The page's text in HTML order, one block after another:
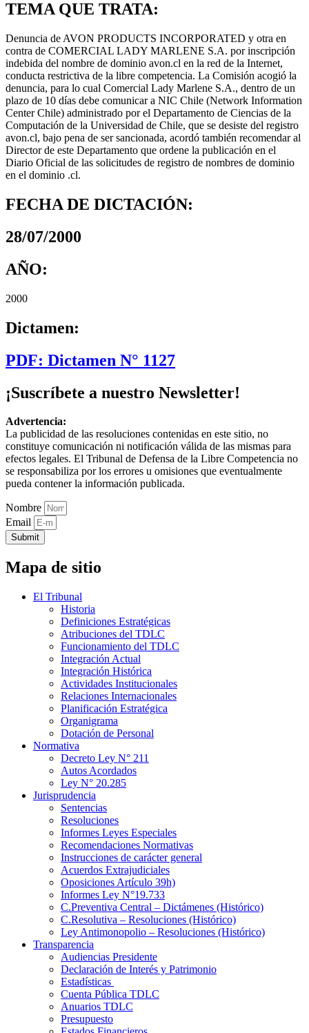
TEMA QUE TRATA:
Denuncia de AVON PRODUCTS INCORPORATED y otra en
contra de COMERCIAL LADY MARLENE S.A. por inscripción
indebida del nombre de dominio avon.cl en la red de la Internet,
conducta restrictiva de la libre competencia. La Comisión acogió la
denuncia, para lo cual Comercial Lady Marlene S.A., dentro de un
plazo de 10 días debe comunicar a NIC Chile (Network Information
Center Chile) administrado por el Departamento de Ciencias de la
Computación de la Universidad de Chile, que se desiste del registro
avon.cl, bajo pena de ser sancionada, acordó también recomendar al
Director de este Departamento que ordene la publicación en el
Diario Oficial de las solicitudes de registro de nombres de dominio
en el dominio .cl.
FECHA DE DICTACIÓN:
28/07/2000
AÑO:
2000
Dictamen:
PDF: Dictamen N° 1127
¡Suscríbete a nuestro Newsletter!
Advertencia:
La publicidad de las resoluciones contenidas en este sitio, no
constituye comunicación ni notificación válida de las mismas para
efectos legales. El Tribunal de Defensa de la Libre Competencia no
se responsabiliza por los errores u omisiones que eventualmente
pueda contener la información publicada.
Nombre
Email
Submit
Mapa de sitio
El Tribunal
Historia
Definiciones Estratégicas
Atribuciones del TDLC
Funcionamiento del TDLC
Integración Actual
Integración Histórica
Actividades Institucionales
Relaciones Internacionales
Planificación Estratégica
Organigrama
Dotación de Personal
Normativa
Decreto Ley N° 211
Autos Acordados
Ley N° 20.285
Jurisprudencia
Sentencias
Resoluciones
Informes Leyes Especiales
Recomendaciones Normativas
Instrucciones de carácter general
Acuerdos Extrajudiciales
Oposiciones Artículo 39h)
Informes Ley N°19.733
C.Preventiva Central – Dictámenes (Histórico)
C.Resolutiva – Resoluciones (Histórico)
Ley Antimonopolio – Resoluciones (Histórico)
Transparencia
Audiencias Presidente
Declaración de Interés y Patrimonio
Estadísticas
Cuenta Pública TDLC
Anuarios TDLC
Presupuesto